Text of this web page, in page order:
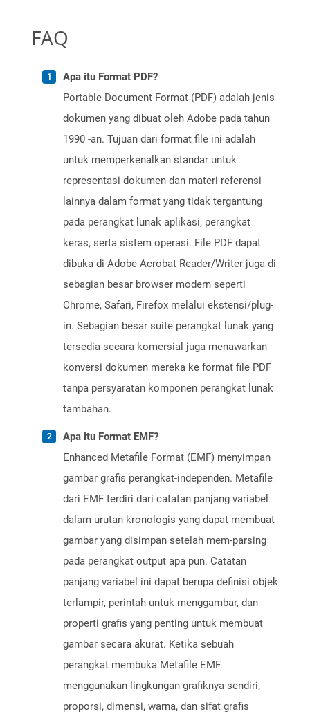
FAQ
Apa itu Format PDF?
Portable Document Format (PDF) adalah jenis
dokumen yang dibuat oleh Adobe pada tahun
1990 -an. Tujuan dari format file ini adalah
untuk memperkenalkan standar untuk
representasi dokumen dan materi referensi
lainnya dalam format yang tidak tergantung
pada perangkat lunak aplikasi, perangkat
keras, serta sistem operasi. File PDF dapat
dibuka di Adobe Acrobat Reader/Writer juga di
sebagian besar browser modern seperti
Chrome, Safari, Firefox melalui ekstensi/plug-
in. Sebagian besar suite perangkat lunak yang
tersedia secara komersial juga menawarkan
konversi dokumen mereka ke format file PDF
tanpa persyaratan komponen perangkat lunak
tambahan.
Apa itu Format EMF?
Enhanced Metafile Format (EMF) menyimpan
gambar grafis perangkat-independen. Metafile
dari EMF terdiri dari catatan panjang variabel
dalam urutan kronologis yang dapat membuat
gambar yang disimpan setelah mem-parsing
pada perangkat output apa pun. Catatan
panjang variabel ini dapat berupa definisi objek
terlampir, perintah untuk menggambar, dan
properti grafis yang penting untuk membuat
gambar secara akurat. Ketika sebuah
perangkat membuka Metafile EMF
menggunakan lingkungan grafiknya sendiri,
proporsi, dimensi, warna, dan sifat grafis